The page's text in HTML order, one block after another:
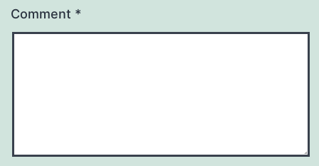
Comment *